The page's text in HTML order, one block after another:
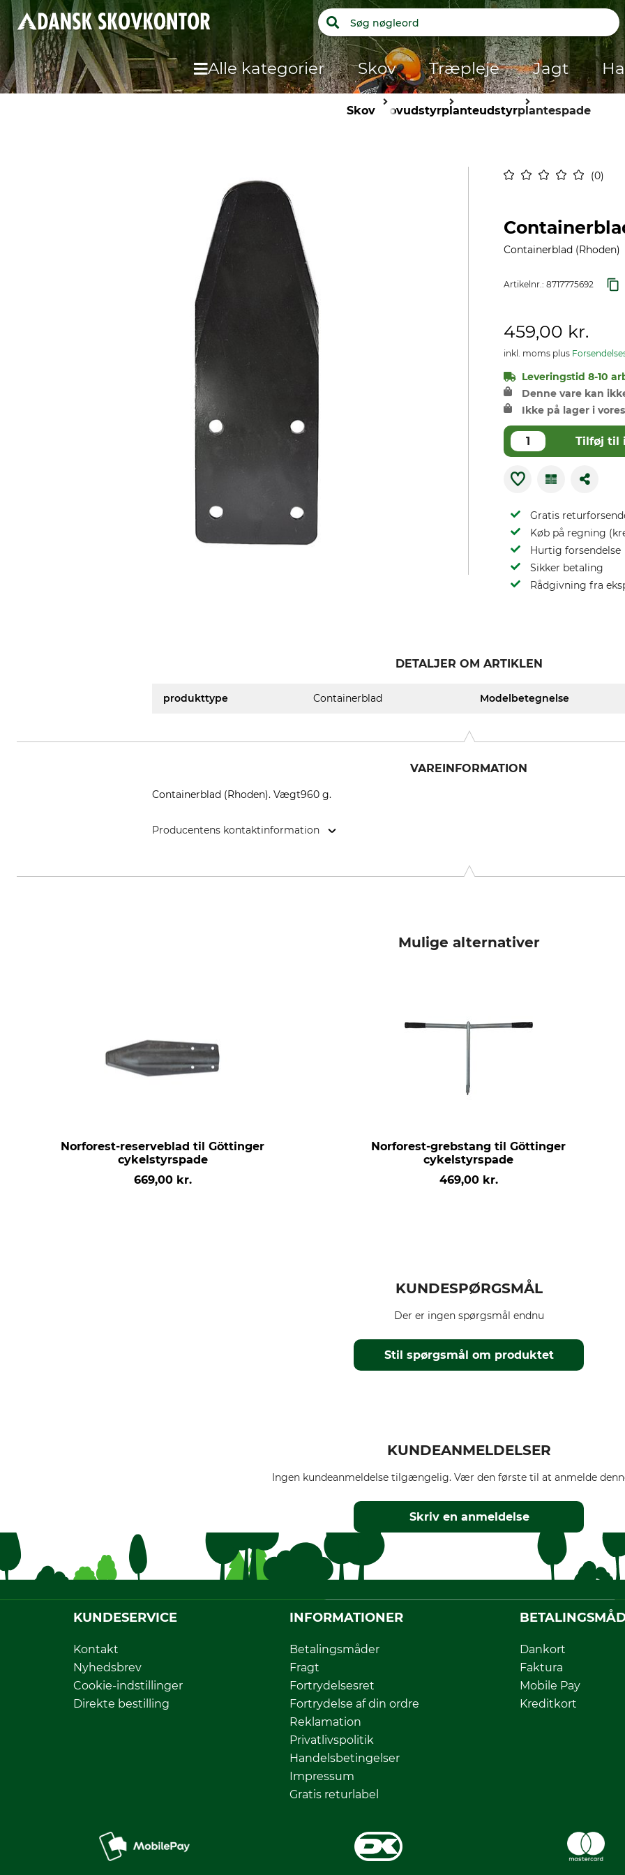
Alle kategorier Skov Træpleje Jagt
Skov skovudstyrplanteudstyrplantespade
0
Containerblad (Rhoden)
Artikelnr.: 8717775692
459,00 kr.
inkl. moms plus
Leveringstid 8-10
Denne vare kan
Ikke på lager i
Tilføj til
Gratis
Køb på regning
Hurtig forsendelse
Sikker betaling
Rådgivning fra
DETALJER OM ARTIKLEN
produkttype Containerblad Modelbetegnelse
VAREINFORMATION
Containerblad (Rhoden). Vægt960 g.
Producentens kontaktinformation
Mulige alternativer
Norforest-reserveblad til Göttinger
cykelstyrspade
669,00 kr.
Norforest-grebstang til Göttinger
cykelstyrspade
469,00 kr.
KUNDESPØRGSMÅL
Stil spørgsmål om produktet
Der er ingen spørgsmål endnu
KUNDEANMELDELSER
Ingen kundeanmeldelse tilgængelig. Vær den første til at anmelde
Skriv en anmeldelse
KUNDESERVICE
Kontakt
Nyhedsbrev
Cookie-indstillinger
Direkte bestilling
INFORMATIONER
Betalingsmåder
Fragt
Fortrydelsesret
Fortrydelse af din ordre
Reklamation
Privatlivspolitik
Handelsbetingelser
Impressum
Gratis returlabel
Dankort
Faktura
Mobile Pay
Kreditkort